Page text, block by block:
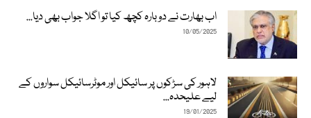
اب بھارت نے دوبارہ کچھ کیا تو اگلا جواب بھی دیا...
10/05/2025
لاہور کی سڑکوں پر سائیکل اور موٹرسائیکل سواروں کے
لیے علیحدہ...
19/01/2025